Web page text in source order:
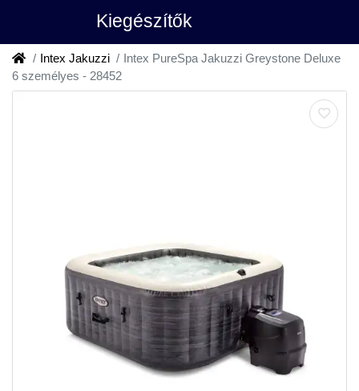
Kiegészítők
Intex Jakuzzi
Intex PureSpa Jakuzzi Greystone Deluxe
6 személyes - 28452